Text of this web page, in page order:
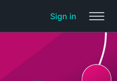
Sign in